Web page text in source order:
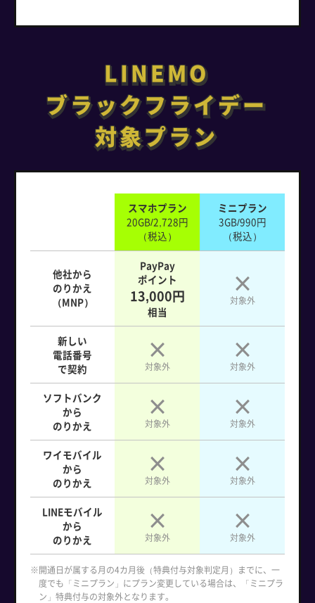
LINEMO
ブラックフライデー
対象プラン
LINEMO
ブラックフライデー
対象プラン
スマホプラン
20GB/2,728円
（税込）
ミニプラン
3GB/990円
（税込）
他社から
のりかえ
（MNP）
PayPay
ポイント
13,000円
相当
対象外
新しい
電話番号
で契約
対象外 対象外
ソフトバンク
から
のりかえ
対象外 対象外
ワイモバイル
から
のりかえ
対象外 対象外
LINEモバイル
から
のりかえ
対象外 対象外
※開通日が属する月の4カ月後（特典付与対象判定月）までに、一
度でも「ミニプラン」にプラン変更している場合は、「ミニプラ
ン」特典付与の対象外となります。